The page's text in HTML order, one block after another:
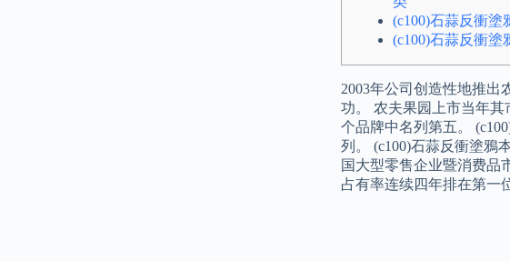
(c100)石蒜反衝塗
(c100)石蒜反衝塗
2003年公司创造性地推出
功。 农夫果园上市当年
个品牌中名列第五。
列。 (c100)石蒜反衝塗鴉
国大型零售企业暨消费品
占有率连续四年排在第一